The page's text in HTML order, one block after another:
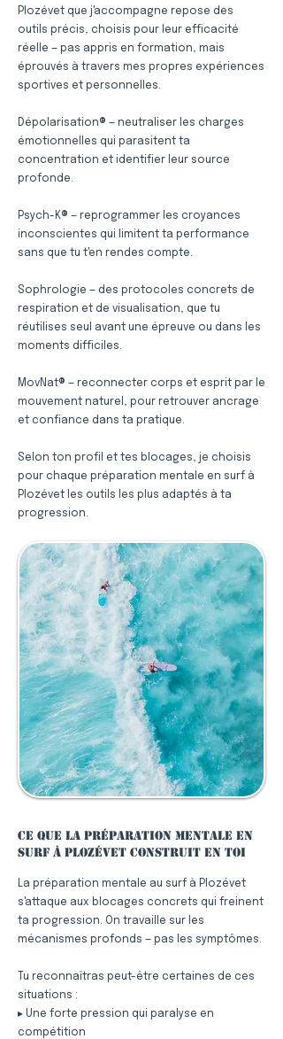
Plozévet que j'accompagne repose des
outils précis, choisis pour leur efficacité
réelle — pas appris en formation, mais
éprouvés à travers mes propres expériences
sportives et personnelles.
Dépolarisation® — neutraliser les charges
émotionnelles qui parasitent ta
concentration et identifier leur source
profonde.
Psych-K® — reprogrammer les croyances
inconscientes qui limitent ta performance
sans que tu t'en rendes compte.
Sophrologie — des protocoles concrets de
respiration et de visualisation, que tu
réutilises seul avant une épreuve ou dans les
moments difficiles.
MovNat® — reconnecter corps et esprit par le
mouvement naturel, pour retrouver ancrage
et confiance dans ta pratique.
Selon ton profil et tes blocages, je choisis
pour chaque préparation mentale en surf à
Plozévet les outils les plus adaptés à ta
progression.
Ce que la préparation mentale en
surf à Plozévet construit en toi
La préparation mentale au surf à Plozévet
s'attaque aux blocages concrets qui freinent
ta progression. On travaille sur les
mécanismes profonds — pas les symptômes.
Tu reconnaîtras peut-être certaines de ces
situations :
▸ Une forte pression qui paralyse en
compétition